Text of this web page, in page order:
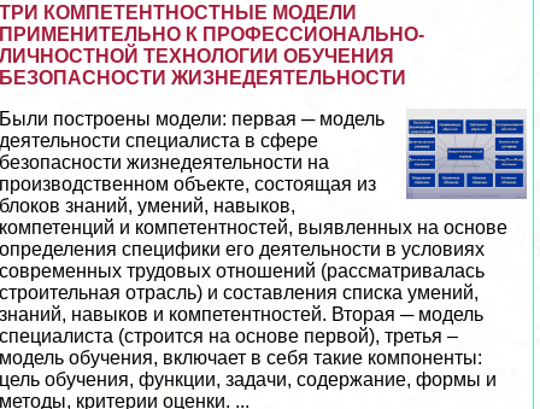
ТРИ КОМПЕТЕНТНОСТНЫЕ МОДЕЛИ
ПРИМЕНИТЕЛЬНО К ПРОФЕССИОНАЛЬНО-
ЛИЧНОСТНОЙ ТЕХНОЛОГИИ ОБУЧЕНИЯ
БЕЗОПАСНОСТИ ЖИЗНЕДЕЯТЕЛЬНОСТИ
Были построены модели: первая ─ модель
деятельности специалиста в сфере
безопасности жизнедеятельности на
производственном объекте, состоящая из
блоков знаний, умений, навыков,
компетенций и компетентностей, выявленных на основе
определения специфики его деятельности в условиях
современных трудовых отношений (рассматривалась
строительная отрасль) и составления списка умений,
знаний, навыков и компетентностей. Вторая ─ модель
специалиста (строится на основе первой), третья –
модель обучения, включает в себя такие компоненты:
цель обучения, функции, задачи, содержание, формы и
методы, критерии оценки. ...